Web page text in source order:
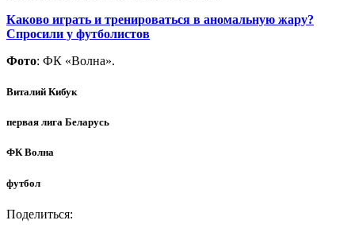
Каково играть и тренироваться в аномальную жару?
Спросили у футболистов
Фото: ФК «Волна».
Виталий Кибук
первая лига Беларусь
ФК Волна
футбол
Поделиться: